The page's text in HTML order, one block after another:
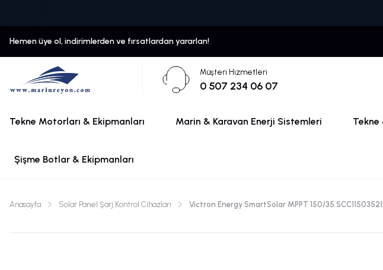
Hemen üye ol, indirimlerden ve fırsatlardan yararlan!
Müşteri Hizmetleri
0 507 234 06 07
Tekne Motorları & Ekipmanları Marin & Karavan Enerji Sistemleri Tekne
Şişme Botlar & Ekipmanları
Anasayfa Solar Panel Şarj Kontrol Cihazları Victron Energy SmartSolar MPPT 150/35